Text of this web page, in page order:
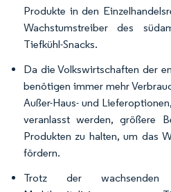
Produkte in den
Wachstumstreiber des
Tiefkühl-Snacks.
Da die Volkswirtschaften der
benötigen immer mehr
Außer-Haus- und
veranlasst werden, größere
Produkten zu halten, um das
fördern.
Trotz der